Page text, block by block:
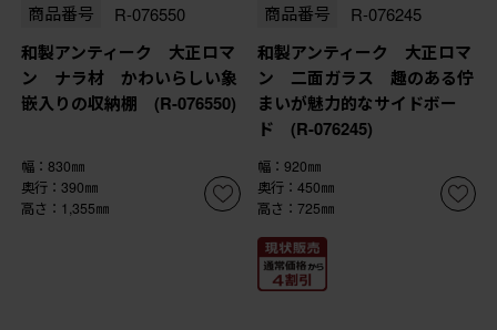
商品番号 R-076550
和製アンティーク 大正ロマ
ン ナラ材 かわいらしい象
嵌入りの収納棚 (R-076550)
幅：830㎜
奥行：390㎜
高さ：1,355㎜
商品番号 R-076245
和製アンティーク 大正ロマ
ン 二面ガラス 趣のある佇
まいが魅力的なサイドボー
ド (R-076245)
幅：920㎜
奥行：450㎜
高さ：725㎜